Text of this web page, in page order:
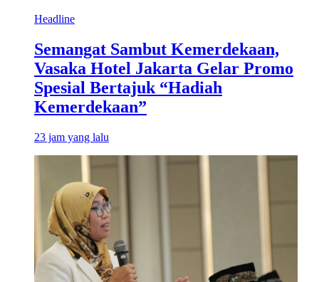
Headline
Semangat Sambut Kemerdekaan,
Vasaka Hotel Jakarta Gelar Promo
Spesial Bertajuk “Hadiah
Kemerdekaan”
23 jam yang lalu